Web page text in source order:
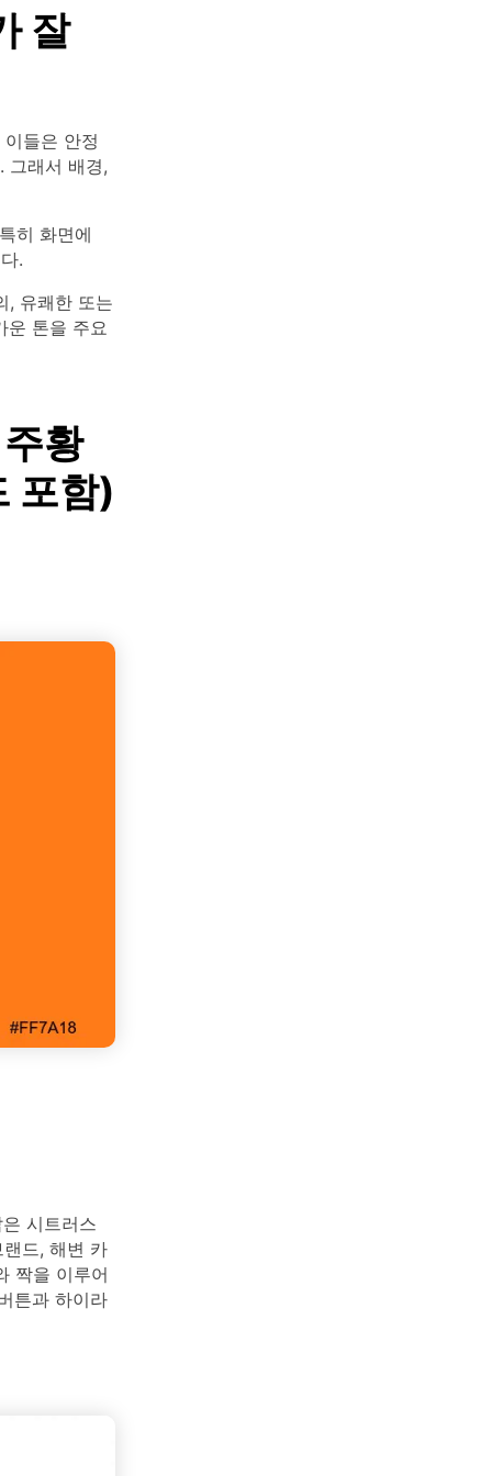
잘
들은 안정
그래서 배경,
히 화면에
.
, 유쾌한 또는
운 톤을 주요
황
포함)
시트러스
드, 해변 카
짝을 이루어
튼과 하이라